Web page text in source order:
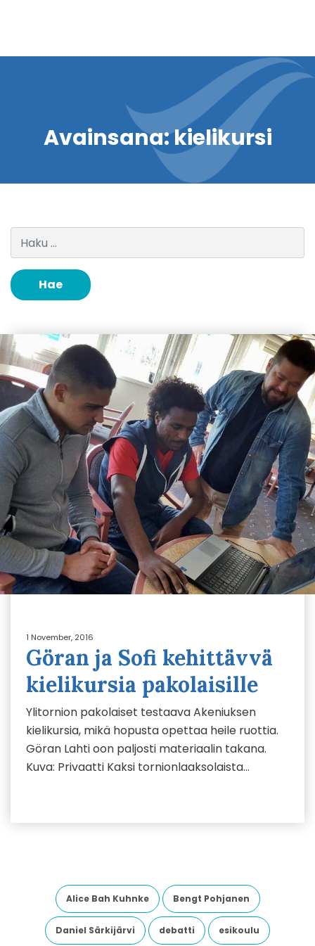
Avainsana:kielikursi
Haku:
1 November, 2016
Göran ja Sofi kehittävvä
kielikursia pakolaisille
Ylitornion pakolaiset testaava Akeniuksen
kielikursia, mikä hopusta opettaa heile ruottia.
Göran Lahti oon paljosti materiaalin takana.
Kuva: Privaatti Kaksi tornionlaaksolaista…
Alice Bah Kuhnke Bengt Pohjanen
Daniel Särkijärvi debatti esikoulu